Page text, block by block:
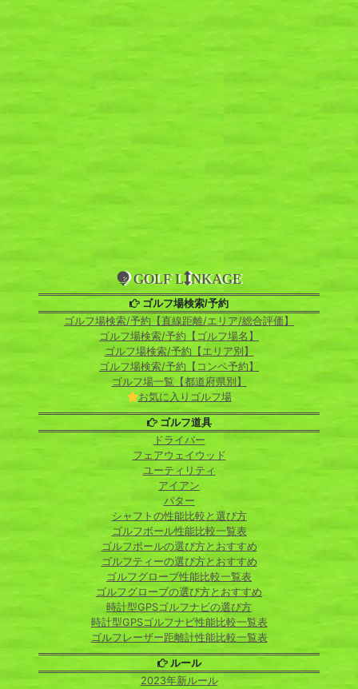
GOLF L NKAGE
ゴルフ場検索/予約
ゴルフ場検索/予約【直線距離/エリア/総合評価】
ゴルフ場検索/予約【ゴルフ場名】
ゴルフ場検索/予約【エリア別】
ゴルフ場検索/予約【コンペ予約】
ゴルフ場一覧【都道府県別】
お気に入りゴルフ場
ゴルフ道具
ドライバー
フェアウェイウッド
ユーティリティ
アイアン
パター
シャフトの性能比較と選び方
ゴルフボール性能比較一覧表
ゴルフボールの選び方とおすすめ
ゴルフティーの選び方とおすすめ
ゴルフグローブ性能比較一覧表
ゴルフグローブの選び方とおすすめ
時計型GPSゴルフナビの選び方
時計型GPSゴルフナビ性能比較一覧表
ゴルフレーザー距離計性能比較一覧表
ルール
2023年新ルール